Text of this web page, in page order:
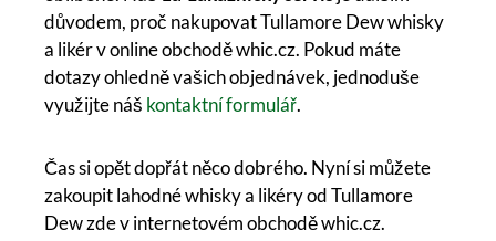
důvodem, proč nakupovat Tullamore Dew whisky
a likér v online obchodě whic.cz. Pokud máte
dotazy ohledně vašich objednávek, jednoduše
využijte náš kontaktní formulář.
Čas si opět dopřát něco dobrého. Nyní si můžete
zakoupit lahodné whisky a likéry od Tullamore
Dew zde v internetovém obchodě whic.cz.